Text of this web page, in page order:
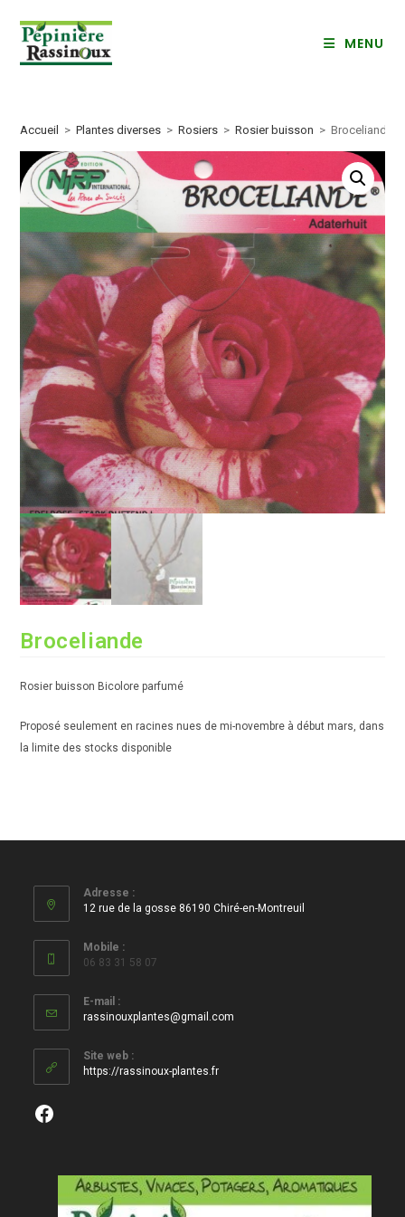
content
MENU
Accueil > Plantes diverses > Rosiers > Rosier buisson > Broceliande
Broceliande
Rosier buisson Bicolore parfumé
Proposé seulement en racines nues de mi-novembre à début mars, dans
la limite des stocks disponible
Adresse :
12 rue de la gosse 86190 Chiré-en-Montreuil
Mobile :
06 83 31 58 07
E-mail :
rassinouxplantes@gmail.com
Site web :
https://rassinoux-plantes.fr
Facebook